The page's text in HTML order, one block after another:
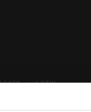
150,- excl. BTW